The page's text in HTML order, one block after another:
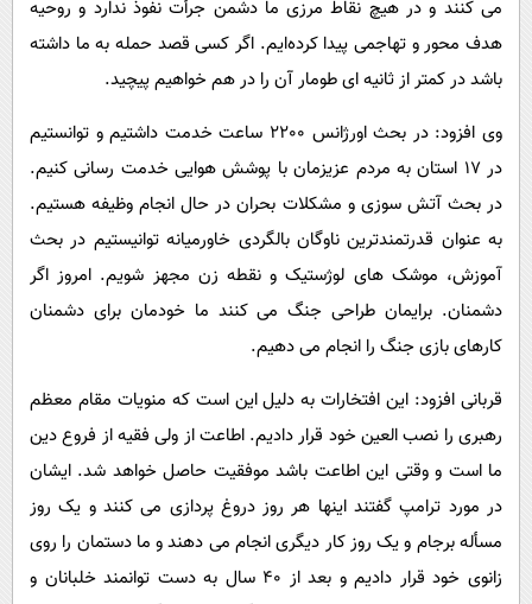
می کنند و در هیچ نقاط مرزی ما دشمن جرأت نفوذ ندارد و روحیه
هدف محور و تهاجمی پیدا کرده‌ایم. اگر کسی قصد حمله به ما داشته
باشد در کمتر از ثانیه ای طومار آن را در هم خواهیم پیچید.
وی افزود: در بحث اورژانس 2200 ساعت خدمت داشتیم و توانستیم
در 17 استان به مردم عزیزمان با پوشش هوایی خدمت رسانی کنیم.
در بحث آتش سوزی و مشکلات بحران در حال انجام وظیفه هستیم.
به عنوان قدرتمندترین ناوگان بالگردی خاورمیانه توانیستیم در بحث
آموزش، موشک های لوژستیک و نقطه زن مجهز شویم. امروز اگر
دشمنان. برایمان طراحی جنگ می کنند ما خودمان برای دشمنان
کارهای بازی جنگ را انجام می دهیم.
قربانی افزود: این افتخارات به دلیل این است که منویات مقام معظم
رهبری را نصب العین خود قرار دادیم. اطاعت از ولی فقیه از فروع دین
ما است و وقتی این اطاعت باشد موفقیت حاصل خواهد شد. ایشان
در مورد ترامپ گفتند اینها هر روز دروغ پردازی می کنند و یک روز
مسأله برجام و یک روز کار دیگری انجام می دهند و ما دستمان را روی
زانوی خود قرار دادیم و بعد از 40 سال به دست توانمند خلبانان و